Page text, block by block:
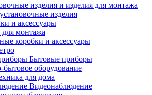
изделия и изделия для монтажа
изделия
и аксессуары
монтажа
коробки и аксессуары
Бытовые приборы
бытовое оборудование
для дома
Видеонаблюдение